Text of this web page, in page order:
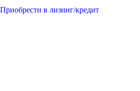
Приобрести в лизинг/кредит